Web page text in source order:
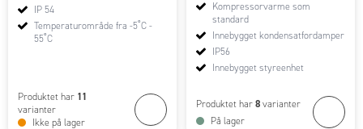
IP 54
Temperaturområde fra -5˚C -
55˚C
Produktet har 11
varianter
Ikke på lager
Kompressorvarme som
standard
Innebygget kondensatfordamper
IP56
Innebygget styreenhet
Produktet har 8 varianter
På lager